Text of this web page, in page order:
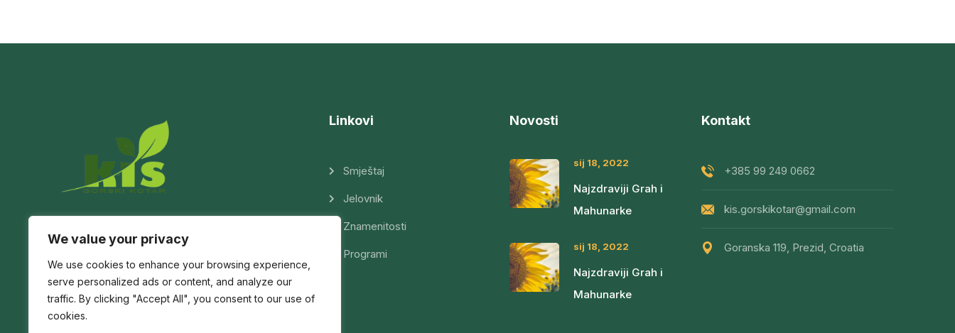
We value your privacy
We use cookies to enhance your browsing experience,
serve personalized ads or content, and analyze our
traffic. By clicking "Accept All", you consent to our use of
cookies.
Poljoprivredno edukacijski centar u Prezidu,
na granici s Slovenijom kod Babnog Polja.
Linkovi
Smještaj
Jelovnik
Znamenitosti
Programi
Novosti
sij 18, 2022
Najzdraviji Grah i
Mahunarke
sij 18, 2022
Najzdraviji Grah i
Mahunarke
Kontakt
+385 99 249 0662
kis.gorskikotar@gmail.com
Goranska 119, Prezid, Croatia